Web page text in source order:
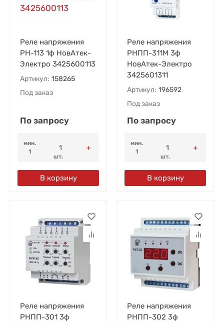
Реле напряжения
РН-113 1ф НовАтек-
Электро 3425600113
Артикул: 158265
Под заказ
По запросу
мин.
1
шт.
В корзину
Реле напряжения
РНПП-311М 3ф
НовАтек-Электро
3425601311
Артикул: 196592
Под заказ
По запросу
мин.
1
шт.
В корзину
Реле напряжения
РНПП-301 3ф
Реле напряжения
РНПП-302 3ф